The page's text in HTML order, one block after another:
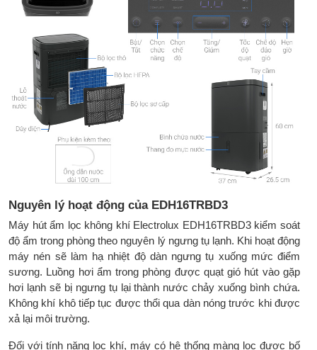
Nguyên lý hoạt động của EDH16TRBD3
Máy hút ẩm lọc không khí Electrolux EDH16TRBD3 kiểm soát
độ ẩm trong phòng theo nguyên lý ngưng tụ lạnh. Khi hoạt động
máy nén sẽ làm hạ nhiệt độ dàn ngưng tụ xuống mức điểm
sương. Luồng hơi ẩm trong phòng được quạt gió hút vào gặp
hơi lạnh sẽ bị ngưng tụ lại thành nước chảy xuống bình chứa.
Không khí khô tiếp tục được thổi qua dàn nóng trước khi được
xả lại môi trường.
Đối với tính năng lọc khí, máy có hệ thống màng lọc được bố
Bộ phát Ion diệt khuẩn
Đèn báo chất lượng không khí
Chế độ CO chạy liên tục
Phụ kiện đi cùng: HDSD, Dây dẫn nước thải 60cm
Kích thước sản
phẩm:
370(rộng) x 276(sâu) x 600(cao)
mm
Kích thước đóng
417(rộng) x 331(sâu) x 642(cao)
Trọng lượng sản
Trọng lượng đóng
thùng:
22 kg
Hãng sản xuất: Electrolux - Thụy Điển
Sản xuất tại: Trung Quốc
Bảo hành: